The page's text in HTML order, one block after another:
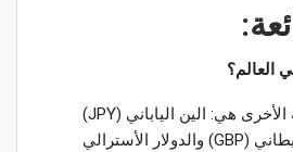
العالم؟
عملات التداول الرئيسية الأخرى هي: الين الياباني (JPY)
البريطاني (GBP) والدولار الأسترالي